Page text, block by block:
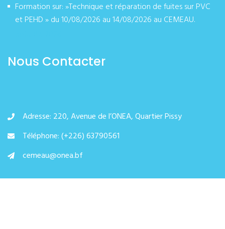
Formation sur: »Technique et réparation de fuites sur PVC
et PEHD » du 10/08/2026 au 14/08/2026 au CEMEAU.
Nous Contacter
Adresse: 220, Avenue de l’ONEA, Quartier Pissy
Téléphone: (+226) 63790561
cemeau@onea.bf